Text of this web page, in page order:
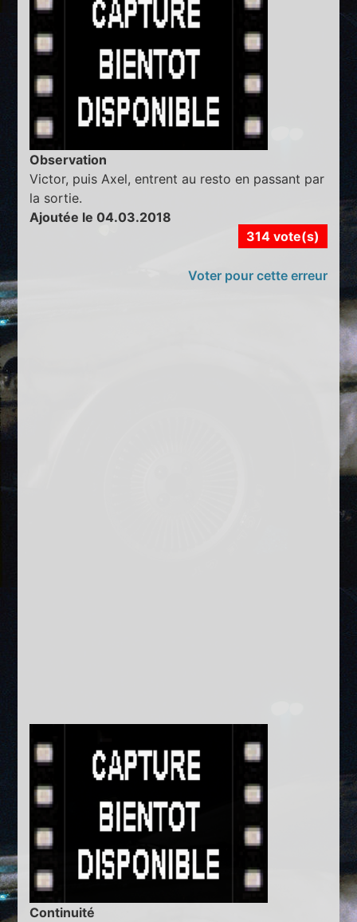
Observation
Victor, puis Axel, entrent au resto en passant par
la sortie.
Ajoutée le 04.03.2018
314 vote(s)
Voter pour cette erreur
Continuité